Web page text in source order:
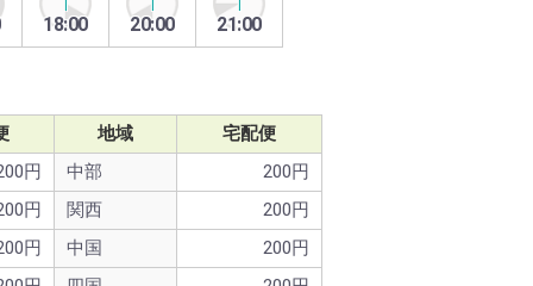
18:00
20:00
21:00
地域
宅配便
円
中部
200円
円
関西
200円
円
中国
200円